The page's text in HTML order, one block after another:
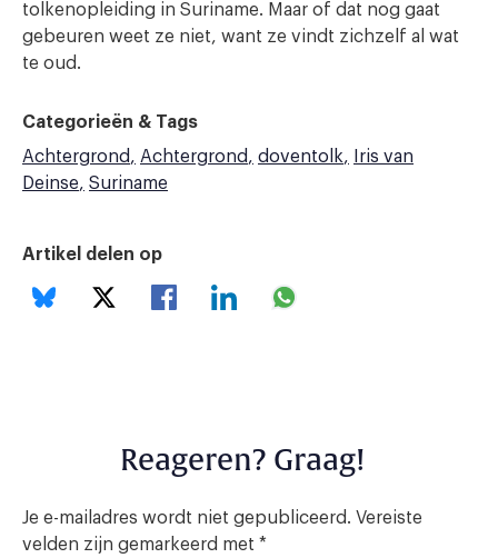
tolkenopleiding in Suriname. Maar of dat nog gaat
gebeuren weet ze niet, want ze vindt zichzelf al wat
te oud.
Categorieën & Tags
Achtergrond
Achtergrond doventolk
Iris van
Deinse
Suriname
Artikel delen op
Reageren? Graag!
Je e-mailadres wordt niet gepubliceerd. Vereiste
velden zijn gemarkeerd met *